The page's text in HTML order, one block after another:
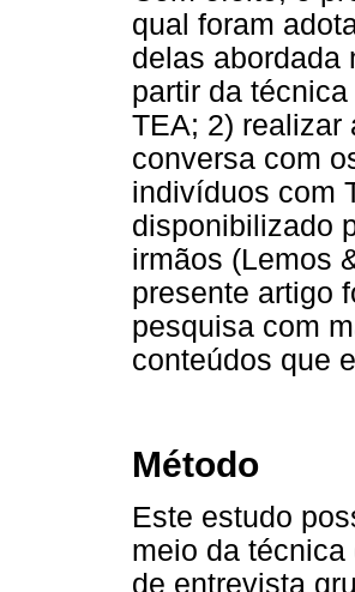
qual foram
delas abordada
partir da
TEA; 2) realizar
conversa com
indivíduos com
disponibilizado
irmãos (Lemos
presente artigo
pesquisa com
conteúdos que
Método
Este estudo
meio da
de entrevista